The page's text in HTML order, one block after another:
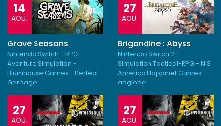
14
AOU.
Grave Seasons
Nintendo Switch - RPG
Aventure Simulation -
Blumhouse Games - Perfect
Garbage
27
AOU.
Brigandine : Abyss
Nintendo Switch 2 -
Simulation Tactical-RPG - NIS
America Happinet Games -
adglobe
27
AOU.
27
AOU.